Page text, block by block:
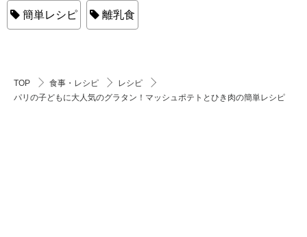
簡単レシピ 離乳食
TOP 食事・レシピ
レシピ
パリの子どもに大人気のグラタン！マッシュポテトとひき肉の簡単レシピ